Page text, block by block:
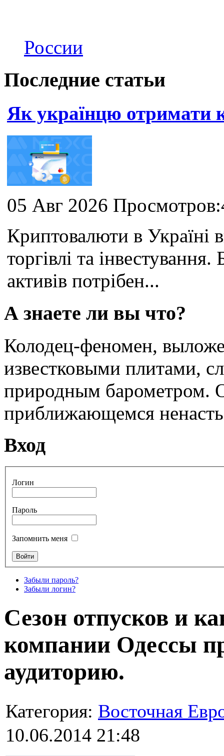
России
Последние статьи
Як українцю отримати
05 Авг 2026
Криптовалюти в Україні
торгівлі та
активів потрібен...
А знаете ли вы что?
Колодец-феномен,
известковыми плитами,
природным барометром.
приближающемся
Вход
Логин
Пароль
Запомнить меня
Забыли пароль?
Забыли логин?
Сезон отпусков и
компании Одессы
аудиторию.
Категория: Восточная
10.06.2014 21:48